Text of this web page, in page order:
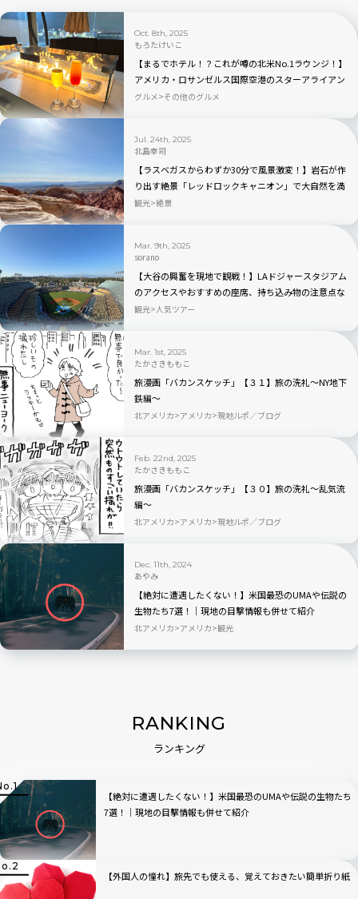
Oct. 8th, 2025
もろたけいこ
【まるでホテル！？これが噂の北米No.1ラウンジ！】
アメリカ・ロサンゼルス国際空港のスターアライアン
ス・ラウンジの魅力を全公開！
グルメ その他のグルメ
Jul. 24th, 2025
北島幸司
【ラスベガスからわずか30分で風景激変！】岩石が作
り出す絶景「レッドロックキャニオン」で大自然を満
喫！
観光 絶景
Mar. 9th, 2025
sorano
【大谷の興奮を現地で観戦！】LAドジャースタジアム
のアクセスやおすすめの座席、持ち込み物の注意点な
どを徹底解説！
観光 人気ツアー
Mar. 1st, 2025
たかさきももこ
旅漫画「バカンスケッチ」【３１】旅の洗礼〜NY地下
鉄編〜
北アメリカ アメリカ 現地ルポ／ブログ
Feb. 22nd, 2025
たかさきももこ
旅漫画「バカンスケッチ」【３０】旅の洗礼〜乱気流
編〜
北アメリカ アメリカ 現地ルポ／ブログ
Dec. 11th, 2024
あやみ
【絶対に遭遇したくない！】米国最恐のUMAや伝説の
生物たち7選！│現地の目撃情報も併せて紹介
北アメリカ アメリカ 観光
RANKING
ランキング
【絶対に遭遇したくない！】米国最恐のUMAや伝説の生物たち
7選！│現地の目撃情報も併せて紹介
【外国人の憧れ】旅先でも使える、覚えておきたい簡単折り紙